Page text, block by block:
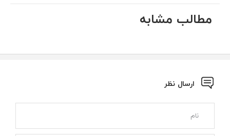
مطالب مشابه
ارسال نظر